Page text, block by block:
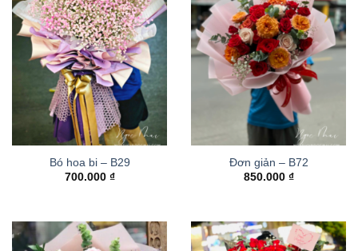
Bó hoa bi – B29
700.000 ₫
Đơn giản – B72
850.000 ₫